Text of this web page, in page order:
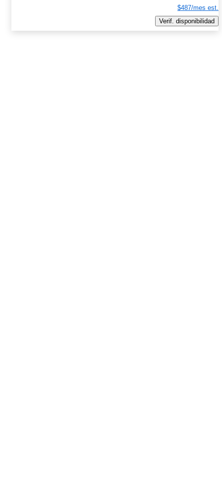
$487/mes est.
Verif. disponibilidad